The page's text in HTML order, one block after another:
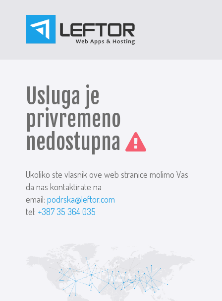
Usluga je
privremeno
nedostupna
Ukoliko ste vlasnik ove web stranice molimo Vas
da nas kontaktirate na
email:podrska@leftor.com
tel: +387 35 364 035